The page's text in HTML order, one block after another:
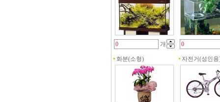
개
화분(소형) 자전거(성인용